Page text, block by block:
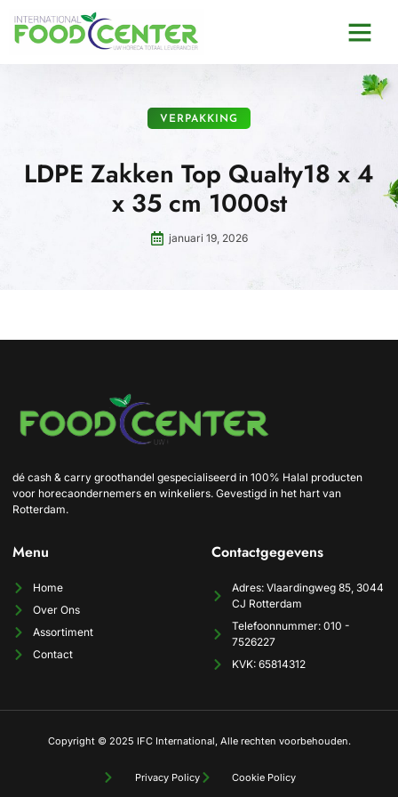
VERPAKKING
LDPE Zakken Top Qualty18 x 4
x 35 cm 1000st
januari 19, 2026
dé cash & carry groothandel gespecialiseerd in 100% Halal producten
voor horecaondernemers en winkeliers. Gevestigd in het hart van
Rotterdam.
Menu
Home
Over Ons
Assortiment
Contact
Contactgegevens
Adres: Vlaardingweg 85, 3044
CJ Rotterdam
Telefoonnummer: 010 -
7526227
KVK: 65814312
Copyright © 2025 IFC International, Alle rechten voorbehouden.
Privacy Policy Cookie Policy